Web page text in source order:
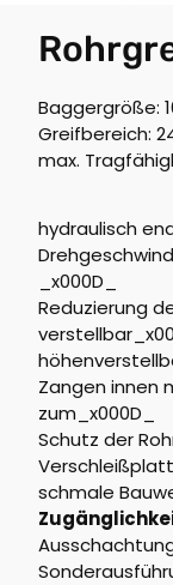
Baggergröße:
Greifbereich:
max.
hydraulisch
_x000D_
Reduzierung
Zangen innen
zum_x000D_
Schutz der
schmale